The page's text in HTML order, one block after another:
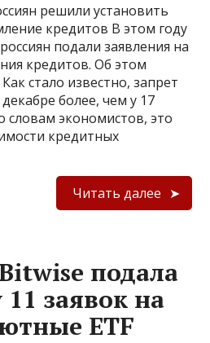
решили установить
кредитов В этом году
подали заявления на
кредитов. Об этом
стало известно, запрет
более, чем у 17
экономистов, это
кредитных
Читать далее
подала
11 заявок на
ETF